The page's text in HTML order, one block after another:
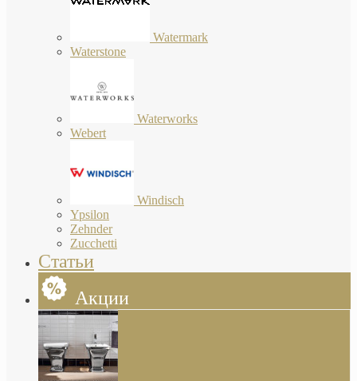
Watermark
Waterstone
Waterworks
Webert
Windisch
Ypsilon
Zehnder
Zucchetti
Статьи
Акции